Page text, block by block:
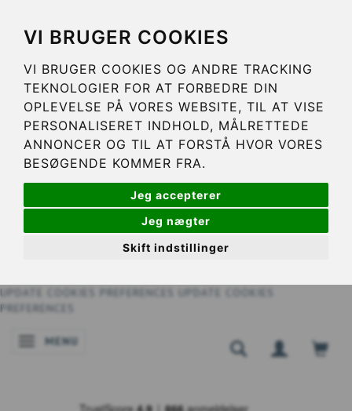
VI BRUGER COOKIES
VI BRUGER COOKIES OG ANDRE TRACKING
TEKNOLOGIER FOR AT FORBEDRE DIN
OPLEVELSE PÅ VORES WEBSITE, TIL AT VISE
PERSONALISERET INDHOLD, MÅLRETTEDE
ANNONCER OG TIL AT FORSTÅ HVOR VORES
BESØGENDE KOMMER FRA.
Jeg accepterer
Jeg nægter
Skift indstillinger
UPDATE COOKIES PREFERENCES
UPDATE COOKIES
PREFERENCES
SKIFTE NAVIGATION
MENU